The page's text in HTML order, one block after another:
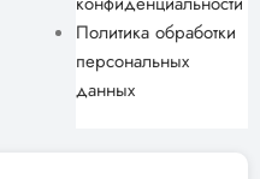
Политика обработки
персональных
данных